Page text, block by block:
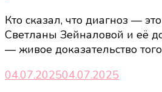
Кто сказал, что диагноз —
Светланы Зейналовой и её
— живое доказательство
04.07.202504.07.2025